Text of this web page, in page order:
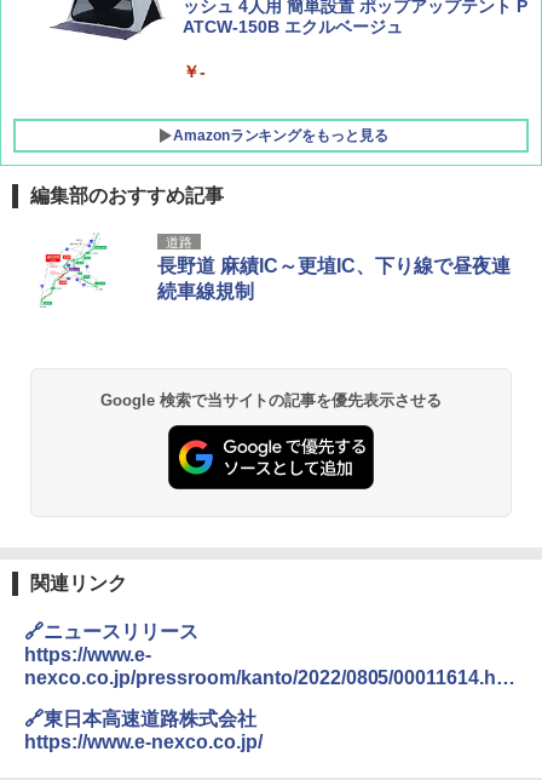
ッシュ 4人用 簡単設置 ポップアップテント P
ATCW-150B エクルベージュ
￥-
Amazonランキングをもっと見る
DEWEL パラソル 大型 ビーチ アウトドアパ
ラソル ガーデン サイトシート付 折りたたみ
防水 UVカット 4段階高さ調整 軽量 収納袋付
き
GRANDOOR ステンレス保冷剤 2個セット 2
026リニューアル 急速冷凍 空間倍増 衛生的
コンパクト 保冷力長持ち
秒）射程5～10m 安全ロック搭載 携帯収納袋
関の購入実績 登山・キャンプ・アウトドア・
防災用品 長期保存可能 緊急時用 日本国内発
送
￥3,680
編集部のおすすめ記事
道路
長野道 麻績IC～更埴IC、下り線で昼夜連
続車線規制
Google 検索で当サイトの記事を優先表示させる
関連リンク
🔗ニュースリリース
https://www.e-
nexco.co.jp/pressroom/kanto/2022/0805/00011614.ht
🔗東日本高速道路株式会社
https://www.e-nexco.co.jp/